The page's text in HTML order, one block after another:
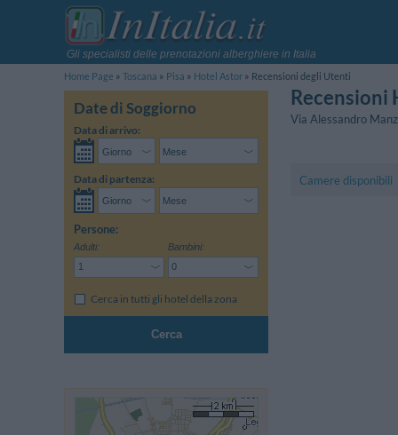
Gli specialisti delle prenotazioni alberghiere in Italia
Home Page
Toscana Pisa Hotel Astor Recensioni degli Utenti
Date di Soggiorno
Data di arrivo:
Data di partenza:
Persone:
Adulti: Bambini:
Cerca in tutti gli hotel della zona
Cerca
Via Alessandro
Camere disponibili